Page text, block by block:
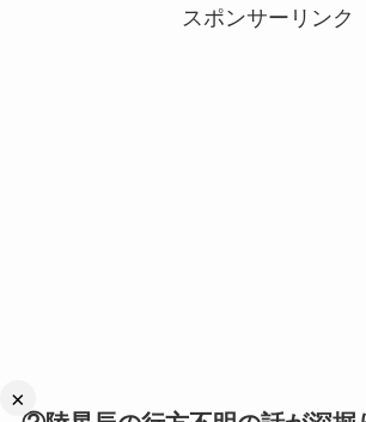
×
スポンサーリンク